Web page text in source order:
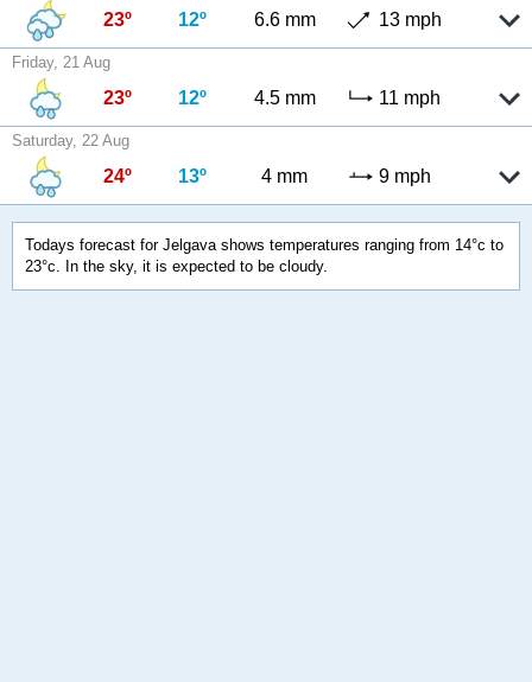
23º 12º 6.6 mm 13 mph
Friday, 21 Aug
23º 12º 4.5 mm 11 mph
Saturday, 22 Aug
24º 13º 4 mm 9 mph
Todays forecast for Jelgava shows temperatures ranging from 14°c to
23°c. In the sky, it is expected to be cloudy.